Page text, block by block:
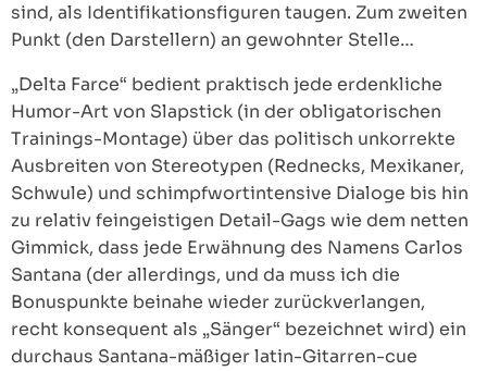
sind, als Identifikationsfiguren taugen. Zum zweiten
Punkt (den Darstellern) an gewohnter Stelle…
„Delta Farce“ bedient praktisch jede erdenkliche
Humor-Art von Slapstick (in der obligatorischen
Trainings-Montage) über das politisch unkorrekte
Ausbreiten von Stereotypen (Rednecks, Mexikaner,
Schwule) und schimpfwortintensive Dialoge bis hin
zu relativ feingeistigen Detail-Gags wie dem netten
Gimmick, dass jede Erwähnung des Namens Carlos
Santana (der allerdings, und da muss ich die
Bonuspunkte beinahe wieder zurückverlangen,
recht konsequent als „Sänger“ bezeichnet wird) ein
durchaus Santana-mäßiger latin-Gitarren-cue